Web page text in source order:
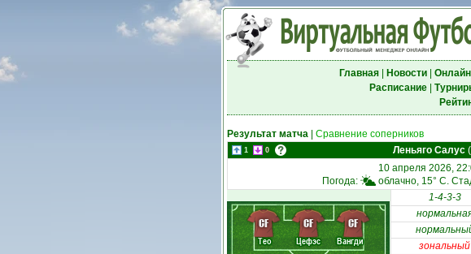
Главная| Новости| Онлайн
Расписание|
Результат матча Сравнение соперников
1 0 Леньяго Салус
10 апреля 2026,
Погода:
облачно, 15° C.
Тео Цефэс Вангди
CF CF CF
1-4-3-3
зональный